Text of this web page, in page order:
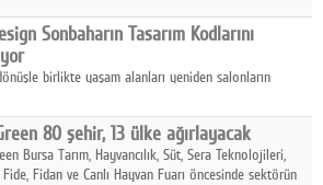
Sonbaharın Tasarım Kodlarını
birlikte yaşam alanları yeniden salonların
tasarım kodlarını açıklıyor.
80 şehir, 13 ülke ağırlayacak
Bursa Tarım, Hayvancılık, Süt, Sera Teknolojileri,
Fide, Fidan ve Canlı Hayvan Fuarı öncesinde sektörün